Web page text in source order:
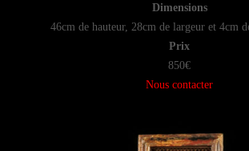
Dimensions
46cm de hauteur, 28cm de largeur et 4cm
Prix
850€
Nous contacter